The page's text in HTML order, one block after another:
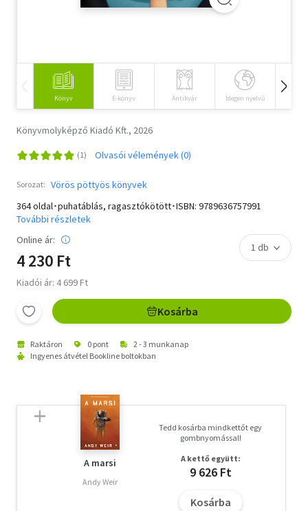
Természettudomány
Vallás
Könyv E-könyv Antikvár Idegen nyelvű
Könyvmolyképző Kiadó Kft., 2026
Olvasói vélemények (0)
Sorozat: Vörös pöttyös könyvek
364 oldal･puhatáblás, ragasztókötött･ISBN: 9789636757991
További részletek
Online ár:
4 230 Ft
Kiadói ár: 4 699 Ft
Kosárba
Raktáron 0 pont
2 - 3 munkanap
Ingyenes átvétel Bookline boltokban
A marsi
Andy Weir
Tedd kosárba mindkettőt egy
gombnyomással!
A kettő együtt:
9 626 Ft
Kosárba